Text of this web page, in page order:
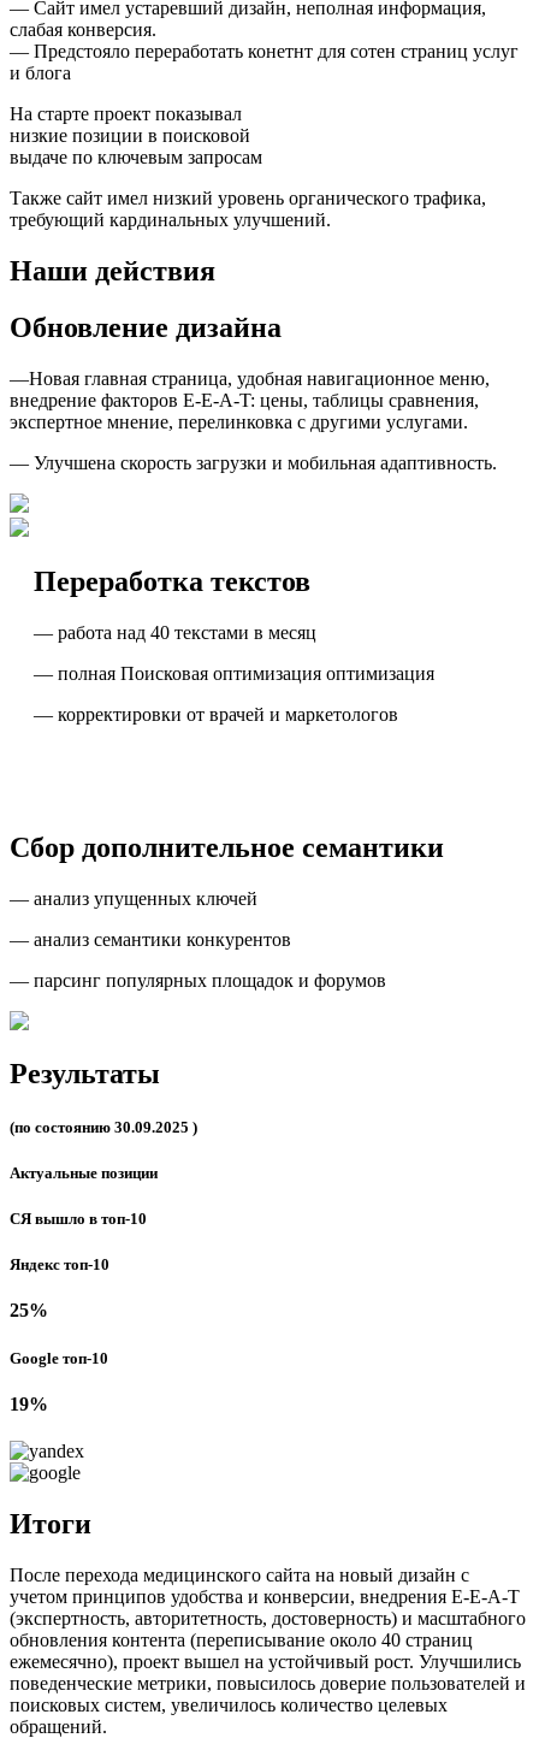
— Сайт имел устаревший дизайн, неполная информация,
слабая конверсия.
— Предстояло переработать конетнт для сотен страниц услуг
и блога
На старте проект показывал
низкие позиции в поисковой
выдаче по ключевым запросам
Также сайт имел низкий уровень органического трафика,
требующий кардинальных улучшений.
Наши действия
Обновление дизайна
—Новая главная страница, удобная навигационное меню,
внедрение факторов E-E-A-T: цены, таблицы сравнения,
экспертное мнение, перелинковка с другими услугами.
— Улучшена скорость загрузки и мобильная адаптивность.
Переработка текстов
— работа над 40 текстами в месяц
— полная Поисковая оптимизация оптимизация
— корректировки от врачей и маркетологов
Сбор дополнительное семантики
— анализ упущенных ключей
— анализ семантики конкурентов
— парсинг популярных площадок и форумов
Результаты
(по состоянию 30.09.2025 )
Актуальные позиции
СЯ вышло в топ-10
Яндекс топ-10
25%
Google топ-10
19%
Итоги
После перехода медицинского сайта на новый дизайн с
учетом принципов удобства и конверсии, внедрения E-E-A-T
(экспертность, авторитетность, достоверность) и масштабного
обновления контента (переписывание около 40 страниц
ежемесячно), проект вышел на устойчивый рост. Улучшились
поведенческие метрики, повысилось доверие пользователей и
поисковых систем, увеличилось количество целевых
обращений.